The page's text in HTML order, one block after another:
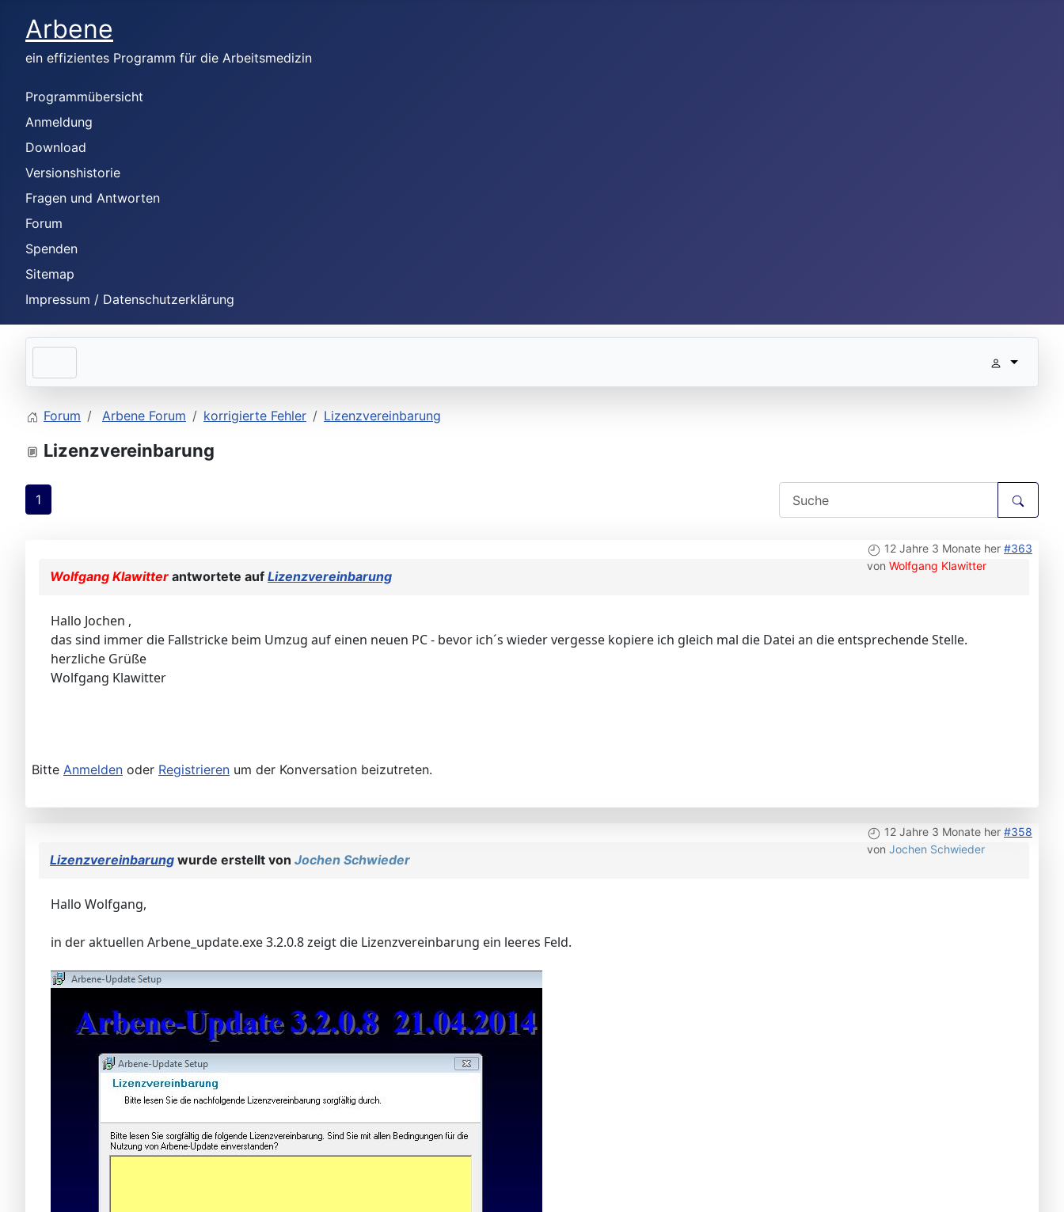
Arbene
ein effizientes Programm für die Arbeitsmedizin
Programmübersicht
Anmeldung
Download
Versionshistorie
Fragen und Antworten
Forum
Spenden
Sitemap
Impressum / Datenschutzerklärung
Forum Arbene Forum korrigierte Fehler Lizenzvereinbarung
Lizenzvereinbarung
1
12 Jahre 3 Monate her #363
von Wolfgang Klawitter
Wolfgang Klawitter antwortete auf Lizenzvereinbarung
Hallo Jochen ,
das sind immer die Fallstricke beim Umzug auf einen neuen PC - bevor ich´s wieder vergesse kopiere ich gleich mal die Datei an die entsprechende Stelle.
herzliche Grüße
Wolfgang Klawitter
Bitte Anmelden oder Registrieren um der Konversation beizutreten.
12 Jahre 3 Monate her #358
von Jochen Schwieder
Lizenzvereinbarung wurde erstellt von Jochen Schwieder
Hallo Wolfgang,
in der aktuellen Arbene_update.exe 3.2.0.8 zeigt die Lizenzvereinbarung ein leeres Feld.